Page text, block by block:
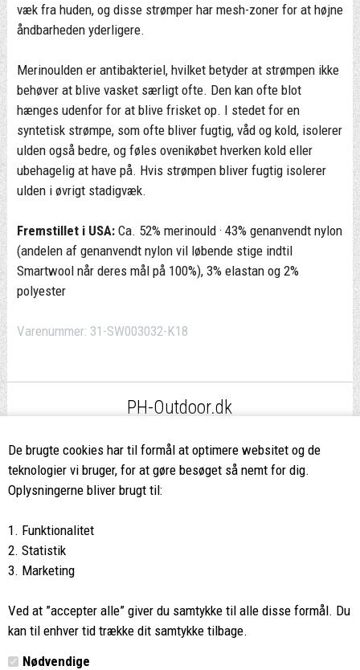
De brugte cookies har til formål at optimere websitet og de
teknologier vi bruger, for at gøre besøget så nemt for dig.
Oplysningerne bliver brugt til:
1. Funktionalitet
2. Statistik
3. Marketing
Ved at ”accepter alle” giver du samtykke til alle disse formål. Du
kan til enhver tid trække dit samtykke tilbage.
Nødvendige
væk fra huden, og disse strømper har mesh-zoner for at højne
åndbarheden yderligere.
Merinoulden er antibakteriel, hvilket betyder at strømpen ikke
behøver at blive vasket særligt ofte. Den kan ofte blot
hænges udenfor for at blive frisket op. I stedet for en
syntetisk strømpe, som ofte bliver fugtig, våd og kold, isolerer
ulden også bedre, og føles ovenikøbet hverken kold eller
ubehagelig at have på. Hvis strømpen bliver fugtig isolerer
ulden i øvrigt stadigvæk.
Fremstillet i USA:Ca. 52% merinould · 43% genanvendt nylon
(andelen af genanvendt nylon vil løbende stige indtil
Smartwool når deres mål på 100%), 3% elastan og 2%
polyester
Varenummer: 31-SW003032-K18
PH-Outdoor.dk
ved køb over 499,-*
8662 2113
Vi glæder os til at se dig